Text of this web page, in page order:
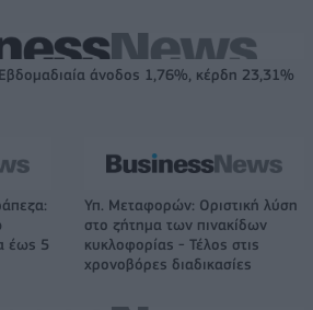
άνοδος 1,76%, κέρδη 23,31%
έως 5
Υπ. Μεταφορών: Οριστική λύση
στο ζήτημα των πινακίδων
κυκλοφορίας - Τέλος στις
χρονοβόρες διαδικασίες